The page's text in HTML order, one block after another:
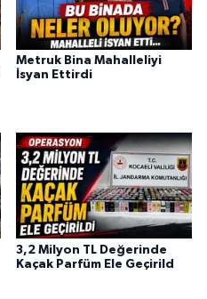
Metruk Bina Mahalleliyi
İsyan Ettirdi
3,2 Milyon TL Değerinde
Kaçak Parfüm Ele Geçirild